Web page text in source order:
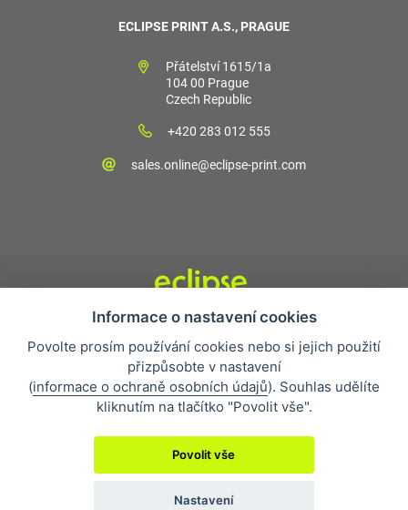
ECLIPSE PRINT A.S., PRAGUE
Přátelství 1615/1a
104 00 Prague
Czech Republic
+420 283 012 555
sales.online@eclipse-print.com
Obchodní podmínky
Nejčastější otázky
Ochrana osobních údajů
O společnosti
Whistleblowing
Informace o nastavení cookies
Povolte prosím používání cookies nebo si jejich použití
přizpůsobte v nastavení
(informace o ochraně osobních údajů). Souhlas udělíte
kliknutím na tlačítko "Povolit vše".
Povolit vše
Nastavení